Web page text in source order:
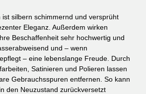
ist silbern schimmernd und versprüht
Eleganz. Außerdem wirken
Beschaffenheit sehr hochwertig und
und – wenn
– eine lebenslange Freude. Durch
Satinieren und Polieren lassen
Gebrauchsspuren entfernen. So kann
den Neuzustand zurückversetzt